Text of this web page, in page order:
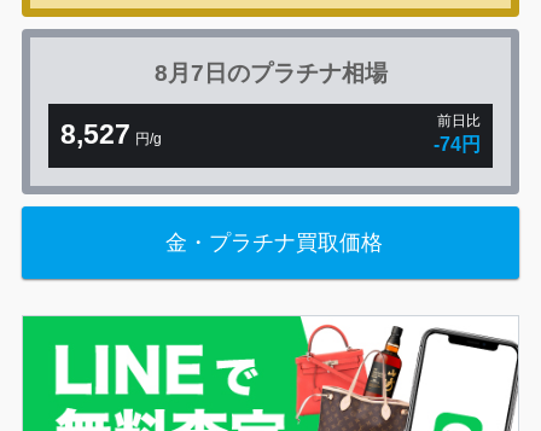
8月7日のプラチナ相場
8,527 円/g
前日比
-74円
金・プラチナ買取価格